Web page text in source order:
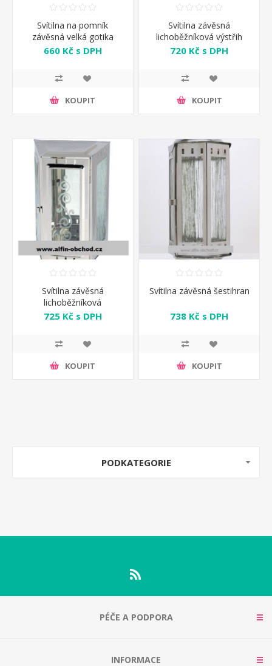
Svítilna na pomník
závěsná velká gotika
660 Kč s DPH
KOUPIT
Svítilna závěsná
lichoběžníková výstřih
ovál
720 Kč s DPH
KOUPIT
Svítilna závěsná
lichoběžníková
725 Kč s DPH
KOUPIT
Svítilna závěsná šestihran
738 Kč s DPH
KOUPIT
PODKATEGORIE
PÉČE A PODPORA
INFORMACE